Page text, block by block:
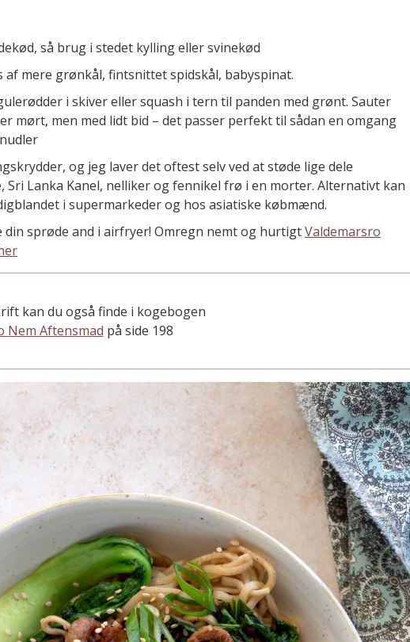
så brug i stedet kylling eller svinekød
af mere grønkål, fintsnittet spidskål, babyspinat.
i skiver eller squash i tern til panden med grønt. Sauter
mørt, men med lidt bid – det passer perfekt til sådan en omgang
og jeg laver det oftest selv ved at støde lige dele
Sri Lanka Kanel, nelliker og fennikel frø i en morter. Alternativt kan
i supermarkeder og hos asiatiske købmænd.
din sprøde and i airfryer! Omregn nemt og hurtigtValdemarsro
kan du også finde i kogebogen
Nem Aftensmad på side 198